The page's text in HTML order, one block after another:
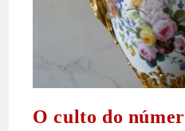
O culto do